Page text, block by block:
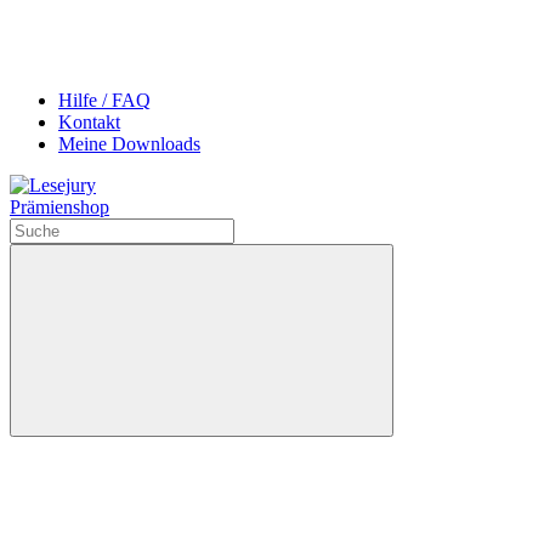
Hilfe / FAQ
Kontakt
Meine Downloads
Prämienshop